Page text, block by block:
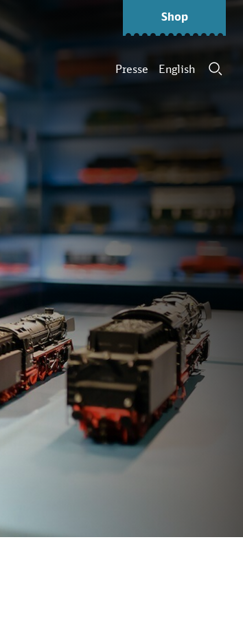
Presse English
Shop